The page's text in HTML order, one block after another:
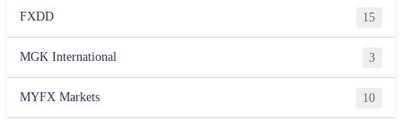
FXDD 15
MGK International 3
MYFX Markets 10